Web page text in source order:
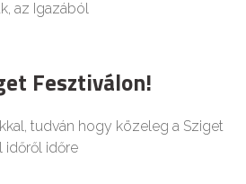
az Igazából
Fesztiválon!
tudván hogy közeleg a Sziget
időről időre